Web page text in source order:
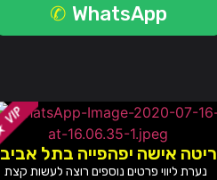
WhatsApp
ריטה אישה יפהפייה בתל אביב
נערת ליווי פרטים נוספים רוצה לעשות קצת